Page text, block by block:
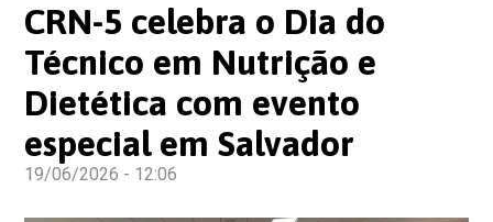
CRN-5 celebra o Dia do
Técnico em Nutrição e
Dietética com evento
especial em Salvador
19/06/2026 - 12:06